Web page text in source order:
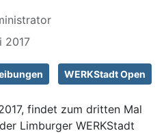
2017
WERKStadt Open
findet zum dritten Mal
Limburger WERKStadt